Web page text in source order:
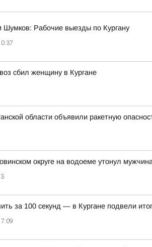
Шумков: Рабочие выезды по Кургану
сбил женщину в Кургане
области объявили ракетную
округе на водоеме утонул мужчина
за 100 секунд — в Кургане подвели